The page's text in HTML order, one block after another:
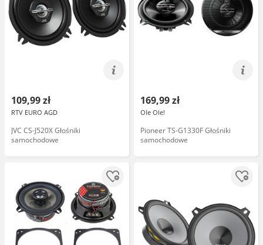
109,99 zł
RTV EURO AGD
JVC CS-J520X Głośniki
samochodowe
169,99 zł
Ole Ole!
Pioneer TS-G1330F Głośniki
samochodowe